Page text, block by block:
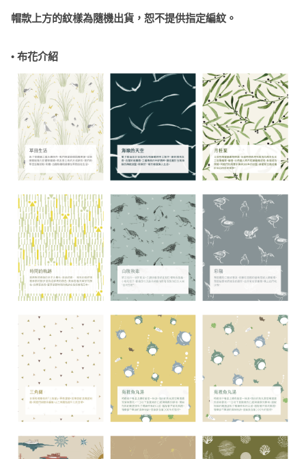
帽款上方的紋樣為隨機出貨，恕不提供指定編紋。
• 布花介紹